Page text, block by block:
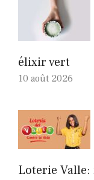
élixir vert
10 août 2026
Loterie